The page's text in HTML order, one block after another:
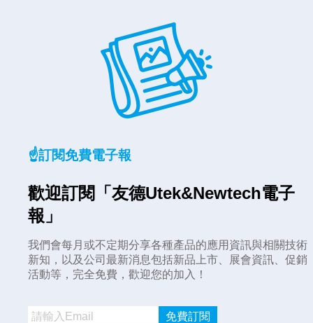
☝️訂閱免費電子報
歡迎訂閱「友德Utek&Newtech電子
報」
我們會每月或不定期分享各種產品的應用資訊與相關技術
新知，以及公司最新消息包括新品上市、展會資訊、促銷
活動等，完全免費，歡迎您的加入！
免費訂閱